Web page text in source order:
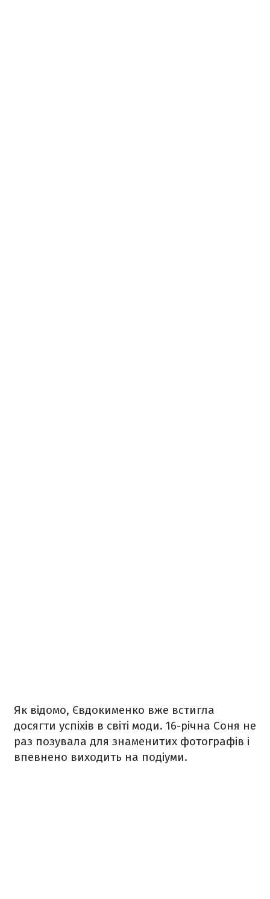
Як відомо, Євдокименко вже встигла
досягти успіхів в світі моди. 16-річна Соня не
раз позувала для знаменитих фотографів і
впевнено виходить на подіуми.